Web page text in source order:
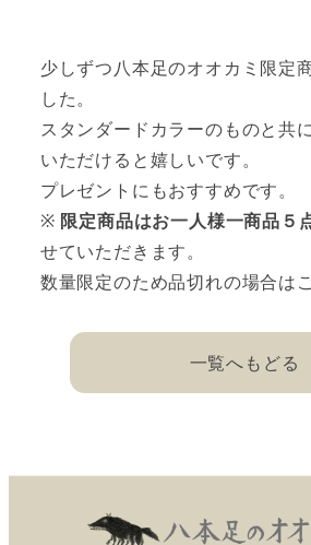
少しずつ八本足のオオカミ限定
した。
スタンダードカラーのものと共
いただけると嬉しいです。
プレゼントにもおすすめです。
※ 限定商品はお一人様一商品５
せていただきます。
数量限定のため品切れの場合は
一覧へもどる